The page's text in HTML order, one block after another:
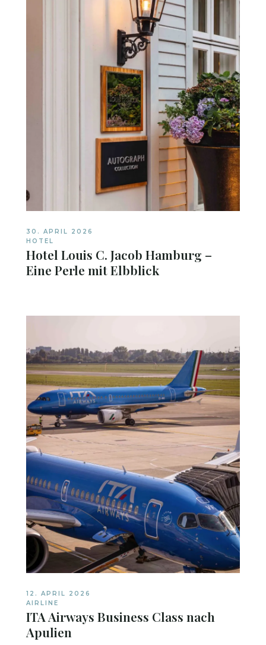
30. APRIL 2026
HOTEL
Hotel Louis C. Jacob Hamburg –
Eine Perle mit Elbblick
12. APRIL 2026
AIRLINE
ITA Airways Business Class nach
Apulien